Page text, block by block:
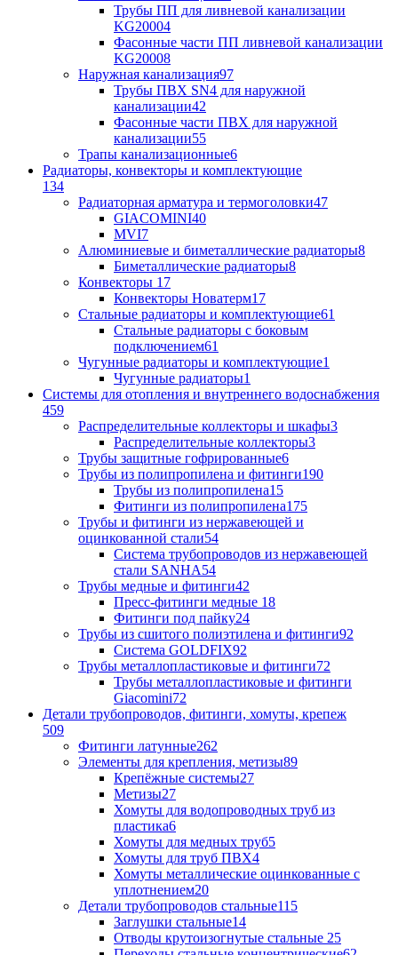
Трубы ПП для ливневой канализации
KG20004
Фасонные части ПП ливневой канализации
KG20008
Наружная канализация97
Трубы ПВХ SN4 для наружной
канализации42
Фасонные части ПВХ для наружной
канализации55
Трапы канализационные6
Радиаторы, конвекторы и комплектующие
134
Радиаторная арматура и термоголовки47
GIACOMINI40
MVI7
Алюминиевые и биметаллические радиаторы8
Биметаллические радиаторы8
Конвекторы 17
Конвекторы Новатерм17
Стальные радиаторы и комплектующие61
Стальные радиаторы с боковым
подключением61
Чугунные радиаторы и комплектующие1
Чугунные радиаторы1
Системы для отопления и внутреннего водоснабжения
459
Распределительные коллекторы и шкафы3
Распределительные коллекторы3
Трубы защитные гофрированные6
Трубы из полипропилена и фитинги190
Трубы из полипропилена15
Фитинги из полипропилена175
Трубы и фитинги из нержавеющей и
оцинкованной стали54
Система трубопроводов из нержавеющей
стали SANHA54
Трубы медные и фитинги42
Пресс-фитинги медные 18
Фитинги под пайку24
Трубы из сшитого полиэтилена и фитинги92
Система GOLDFIX92
Трубы металлопластиковые и фитинги72
Трубы металлопластиковые и фитинги
Giacomini72
Детали трубопроводов, фитинги, хомуты, крепеж
509
Фитинги латунные262
Элементы для крепления, метизы89
Крепёжные системы27
Метизы27
Хомуты для водопроводных труб из
пластика6
Хомуты для медных труб5
Хомуты для труб ПВХ4
Хомуты металлические оцинкованные с
уплотнением20
Детали трубопроводов стальные115
Заглушки стальные14
Отводы крутоизогнутые стальные 25